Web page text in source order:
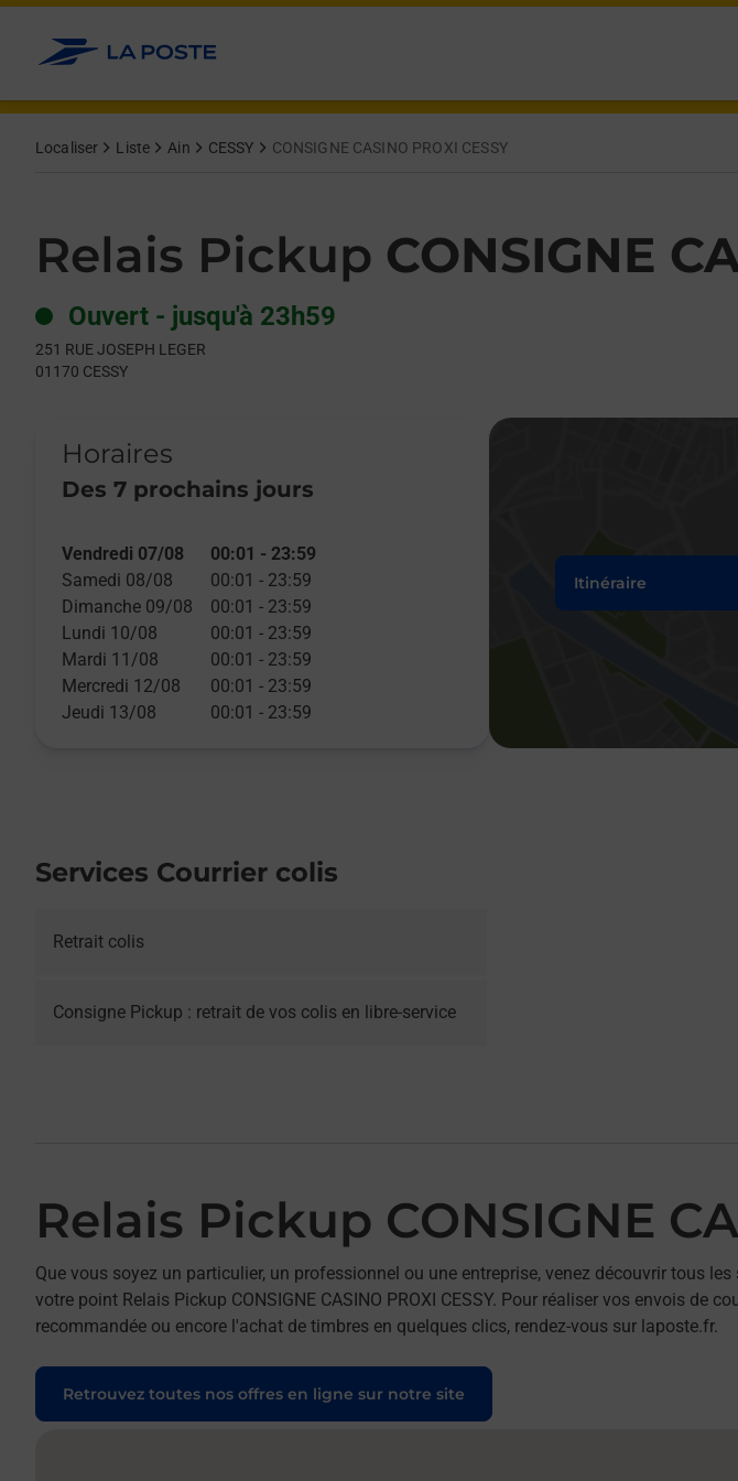
Allez au contenu
Localiser Liste Ain CESSY CONSIGNE CASINO PROXI CESSY
Relais Pickup CONSIGNE
Ouvert - jusqu'à 23h59
251 RUE JOSEPH LEGER
01170 CESSY
Horaires
Des 7 prochains jours
Day of the WeekHours
Vendredi 07/08 00:01 - 23:59
Samedi 08/08
00:01 - 23:59
Dimanche 09/08
00:01 - 23:59
Lundi 10/08
00:01 - 23:59
Mardi 11/08
00:01 - 23:59
Mercredi 12/08
00:01 - 23:59
Jeudi 13/08
00:01 - 23:59
Itinéraire
Services Courrier colis
Retrait colis
Consigne Pickup : retrait de vos colis en libre-service
Relais Pickup CONSIGNE
Que vous soyez un particulier, un professionnel ou une entreprise, venez découvrir tous
votre point Relais Pickup CONSIGNE CASINO PROXI CESSY. Pour réaliser vos envois de
recommandée ou encore l'achat de timbres en quelques clics, rendez-vous sur laposte.fr.
Retrouvez toutes nos offres en ligne sur notre site
Get directions to Relais Pickup at 251 RUE JOSEPH LEGER CESSY,
lien s'ouvre dans un nouvel onglet